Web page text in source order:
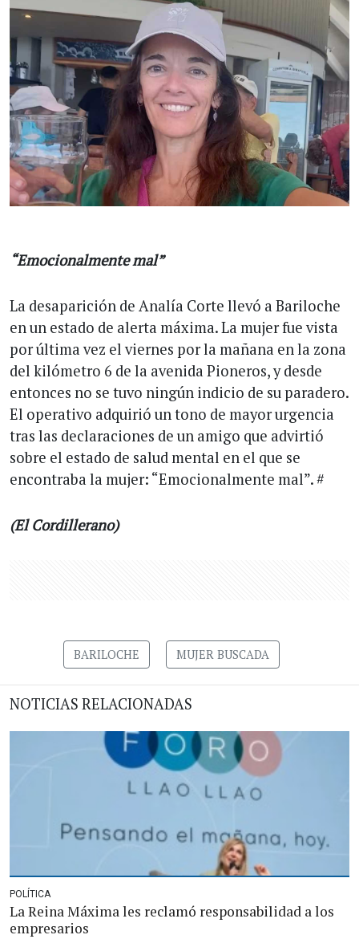
“Emocionalmente mal”
La desaparición de Analía Corte llevó a Bariloche
en un estado de alerta máxima. La mujer fue vista
por última vez el viernes por la mañana en la zona
del kilómetro 6 de la avenida Pioneros, y desde
entonces no se tuvo ningún indicio de su paradero.
El operativo adquirió un tono de mayor urgencia
tras las declaraciones de un amigo que advirtió
sobre el estado de salud mental en el que se
encontraba la mujer: “Emocionalmente mal”. #
(El Cordillerano)
BARILOCHE MUJER BUSCADA
NOTICIAS RELACIONADAS
POLÍTICA
La Reina Máxima les reclamó responsabilidad a los
empresarios